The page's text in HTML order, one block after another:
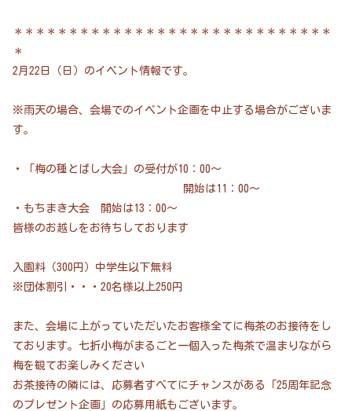
＊＊＊＊＊＊＊＊＊＊＊＊＊＊＊＊＊＊＊＊＊＊＊＊＊＊＊＊＊
＊
2月22日（日）のイベント情報です。
※雨天の場合、会場でのイベント企画を中止する場合がございま
す。
・「梅の種とばし大会」の受付が10：00～
開始は11：00～
・もちまき大会 開始は13：00～
皆様のお越しをお待ちしております
入園料（300円）中学生以下無料
※団体割引・・・20名様以上250円
また、会場に上がっていただいたお客様全てに梅茶のお接待をし
ております。七折小梅がまるごと一個入った梅茶で温まりながら
梅を観てお楽しみください
お茶接待の隣には、応募者すべてにチャンスがある「25周年記念
のプレゼント企画」の応募用紙もございます。